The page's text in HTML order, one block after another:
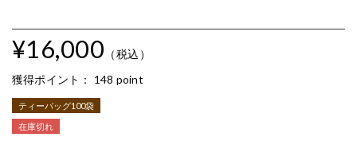
¥16,000 （税込）
獲得ポイント： 148 point
ティーバッグ100袋
在庫切れ